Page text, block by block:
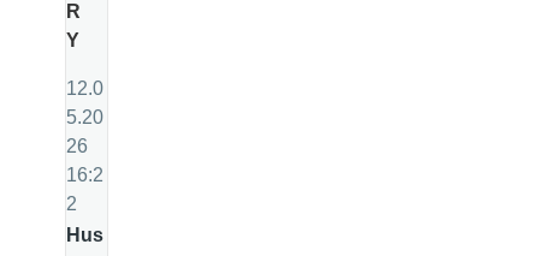
R
Y
12.0
5.20
26
16:2
2
Hus